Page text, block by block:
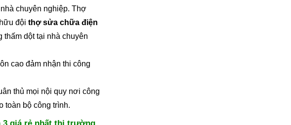
chuyên nghiệp. Thợ
đội thợ sửa chữa điện
thấm dột tại nhà chuyên
cao đảm nhận thi công
thủ mọi nội quy nơi công
toàn bộ công trình.